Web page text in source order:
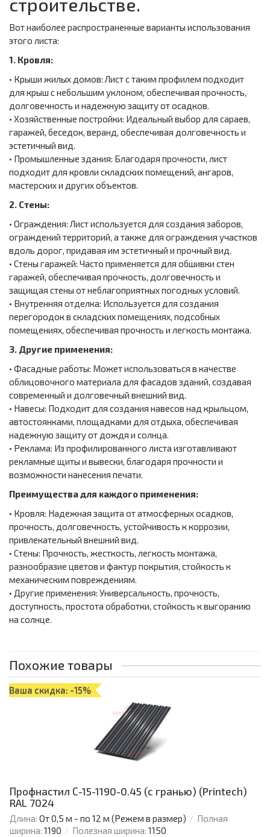
строительстве.
Вот наиболее распространенные варианты использования
этого листа:
1. Кровля:
• Крыши жилых домов: Лист с таким профилем подходит
для крыш с небольшим уклоном, обеспечивая прочность,
долговечность и надежную защиту от осадков.
• Хозяйственные постройки: Идеальный выбор для сараев,
гаражей, беседок, веранд, обеспечивая долговечность и
эстетичный вид.
• Промышленные здания: Благодаря прочности, лист
подходит для кровли складских помещений, ангаров,
мастерских и других объектов.
2. Стены:
• Ограждения: Лист используется для создания заборов,
ограждений территорий, а также для ограждения участков
вдоль дорог, придавая им эстетичный и прочный вид.
• Стены гаражей: Часто применяется для обшивки стен
гаражей, обеспечивая прочность, долговечность и
защищая стены от неблагоприятных погодных условий.
• Внутренняя отделка: Используется для создания
перегородок в складских помещениях, подсобных
помещениях, обеспечивая прочность и легкость монтажа.
3. Другие применения:
• Фасадные работы: Может использоваться в качестве
облицовочного материала для фасадов зданий, создавая
современный и долговечный внешний вид.
• Навесы: Подходит для создания навесов над крыльцом,
автостоянками, площадками для отдыха, обеспечивая
надежную защиту от дождя и солнца.
• Реклама: Из профилированного листа изготавливают
рекламные щиты и вывески, благодаря прочности и
возможности нанесения печати.
Преимущества для каждого применения:
• Кровля: Надежная защита от атмосферных осадков,
прочность, долговечность, устойчивость к коррозии,
привлекательный внешний вид.
• Стены: Прочность, жесткость, легкость монтажа,
разнообразие цветов и фактур покрытия, стойкость к
механическим повреждениям.
• Другие применения: Универсальность, прочность,
доступность, простота обработки, стойкость к выгоранию
на солнце.
Похожие товары
Ваша скидка: -15%
Профнастил С-15-1190-0.45 (с гранью) (Printech)
RAL 7024
Длина: От 0,5 м - по 12 м (Режем в размер)
Полная
ширина: 1190 Полезная ширина: 1150